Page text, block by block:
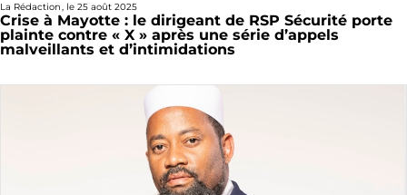
La Rédaction, le 25 août 2025
Crise à Mayotte : le dirigeant de RSP Sécurité porte
plainte contre « X » après une série d’appels
malveillants et d’intimidations